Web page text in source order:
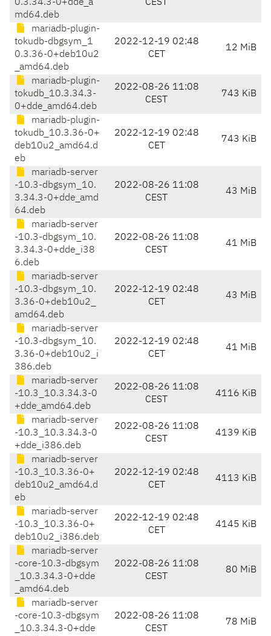
0.3.34.3-0+dde_a
md64.deb
CEST
mariadb-plugin-
tokudb-dbgsym_1
0.3.36-0+deb10u2
_amd64.deb
2022-12-19 02:48
CET
12 MiB
mariadb-plugin-
tokudb_10.3.34.3-
0+dde_amd64.deb
2022-08-26 11:08
CEST
743 KiB
mariadb-plugin-
tokudb_10.3.36-0+
deb10u2_amd64.d
eb
2022-12-19 02:48
CET
743 KiB
mariadb-server
-10.3-dbgsym_10.
3.34.3-0+dde_amd
64.deb
2022-08-26 11:08
CEST
43 MiB
mariadb-server
-10.3-dbgsym_10.
3.34.3-0+dde_i38
6.deb
2022-08-26 11:08
CEST
41 MiB
mariadb-server
-10.3-dbgsym_10.
3.36-0+deb10u2_
amd64.deb
2022-12-19 02:48
CET
43 MiB
mariadb-server
-10.3-dbgsym_10.
3.36-0+deb10u2_i
386.deb
2022-12-19 02:48
CET
41 MiB
mariadb-server
-10.3_10.3.34.3-0
+dde_amd64.deb
2022-08-26 11:08
CEST
4116 KiB
mariadb-server
-10.3_10.3.34.3-0
+dde_i386.deb
2022-08-26 11:08
CEST
4139 KiB
mariadb-server
-10.3_10.3.36-0+
deb10u2_amd64.d
eb
2022-12-19 02:48
CET
4113 KiB
mariadb-server
-10.3_10.3.36-0+
deb10u2_i386.deb
2022-12-19 02:48
CET
4145 KiB
mariadb-server
-core-10.3-dbgsym
_10.3.34.3-0+dde
_amd64.deb
2022-08-26 11:08
CEST
80 MiB
mariadb-server
-core-10.3-dbgsym
_10.3.34.3-0+dde
2022-08-26 11:08
CEST
78 MiB